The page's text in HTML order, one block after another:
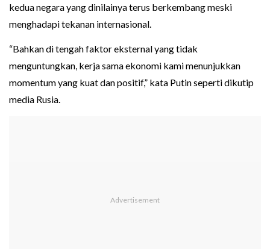
kedua negara yang dinilainya terus berkembang meski
menghadapi tekanan internasional.
“Bahkan di tengah faktor eksternal yang tidak
menguntungkan, kerja sama ekonomi kami menunjukkan
momentum yang kuat dan positif,” kata Putin seperti dikutip
media Rusia.